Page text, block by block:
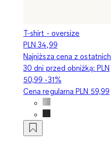
T-shirt - oversize
PLN 34,99
Najniższa cena z ostatnich
30 dni przed obniżką: PLN
50,99 -31%
Cena regularnaPLN 59,99